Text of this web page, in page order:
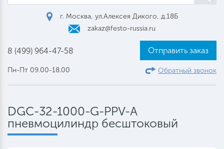
г. Москва, ул.Алексея Дикого, д.18Б
zakaz@festo-russia.ru
8 (499) 964-47-58
Пн-Пт 09.00-18.00
Отправить заказ
Обратный звонок
DGC-32-1000-G-PPV-A
пневмоцилиндр бесштоковый